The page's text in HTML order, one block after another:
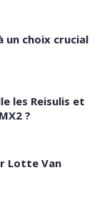
un choix crucial
les Reisulis et
?
Lotte Van